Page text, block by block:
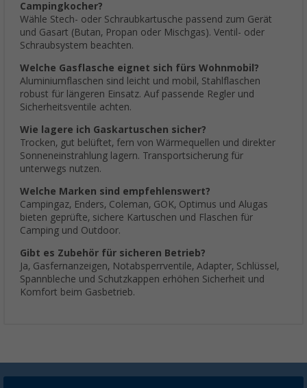
Campingkocher?
Wähle Stech- oder Schraubkartusche passend zum Gerät
und Gasart (Butan, Propan oder Mischgas). Ventil- oder
Schraubsystem beachten.
Welche Gasflasche eignet sich fürs Wohnmobil?
Aluminiumflaschen sind leicht und mobil, Stahlflaschen
robust für längeren Einsatz. Auf passende Regler und
Sicherheitsventile achten.
Wie lagere ich Gaskartuschen sicher?
Trocken, gut belüftet, fern von Wärmequellen und direkter
Sonneneinstrahlung lagern. Transportsicherung für
unterwegs nutzen.
Welche Marken sind empfehlenswert?
Campingaz, Enders, Coleman, GOK, Optimus und Alugas
bieten geprüfte, sichere Kartuschen und Flaschen für
Camping und Outdoor.
Gibt es Zubehör für sicheren Betrieb?
Ja, Gasfernanzeigen, Notabsperrventile, Adapter, Schlüssel,
Spannbleche und Schutzkappen erhöhen Sicherheit und
Komfort beim Gasbetrieb.